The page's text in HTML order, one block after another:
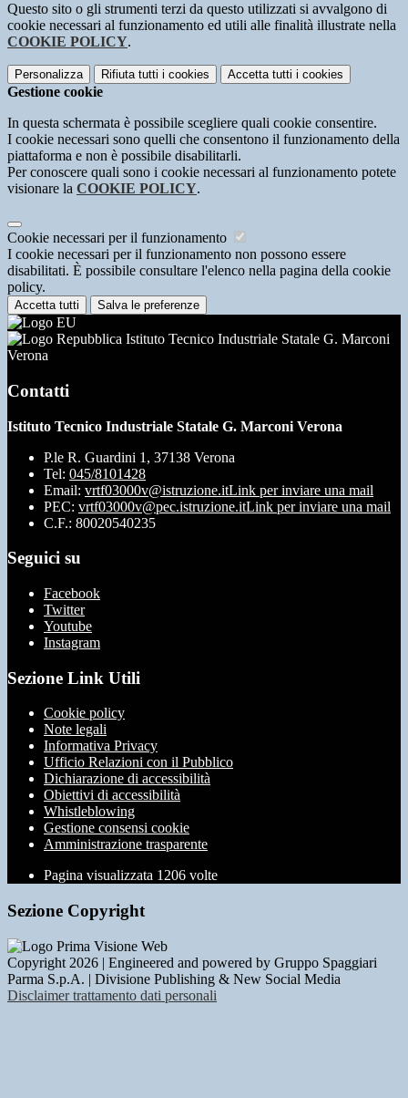
Questo sito o gli strumenti terzi da questo utilizzati si avvalgono di
cookie necessari al funzionamento ed utili alle finalità illustrate nella
COOKIE POLICY.
Personalizza Rifiuta tutti i cookies Accetta tutti i cookies
Gestione cookie
In questa schermata è possibile scegliere quali cookie consentire.
I cookie necessari sono quelli che consentono il funzionamento della
piattaforma e non è possibile disabilitarli.
Per conoscere quali sono i cookie necessari al funzionamento potete
visionare la COOKIE POLICY.
Cookie necessari per il funzionamento
I cookie necessari per il funzionamento non possono essere
disabilitati. È possibile consultare l'elenco nella pagina della cookie
policy.
Accetta tutti Salva le preferenze
Istituto Tecnico Industriale Statale G. Marconi
Verona
Contatti
Istituto Tecnico Industriale Statale G. Marconi Verona
P.le R. Guardini 1, 37138 Verona
Tel: 045/8101428
Email: vrtf03000v@istruzione.itLink per inviare una mail
PEC: vrtf03000v@pec.istruzione.itLink per inviare una mail
C.F.: 80020540235
Seguici su
Facebook
Twitter
Youtube
Instagram
Sezione Link Utili
Cookie policy
Note legali
Informativa Privacy
Ufficio Relazioni con il Pubblico
Dichiarazione di accessibilità
Obiettivi di accessibilità
Whistleblowing
Gestione consensi cookie
Amministrazione trasparente
Pagina visualizzata 1206 volte
Sezione Copyright
Copyright 2026 | Engineered and powered by Gruppo Spaggiari
Parma S.p.A. | Divisione Publishing & New Social Media
Disclaimer trattamento dati personali